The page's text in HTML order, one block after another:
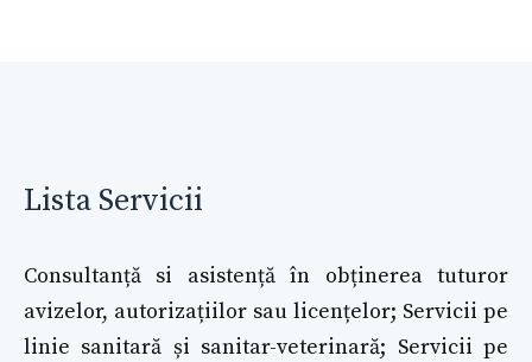
Lista Servicii
Consultanță si asistență în obținerea tuturor
avizelor, autorizațiilor sau licențelor; Servicii pe
linie sanitară și sanitar-veterinară; Servicii pe